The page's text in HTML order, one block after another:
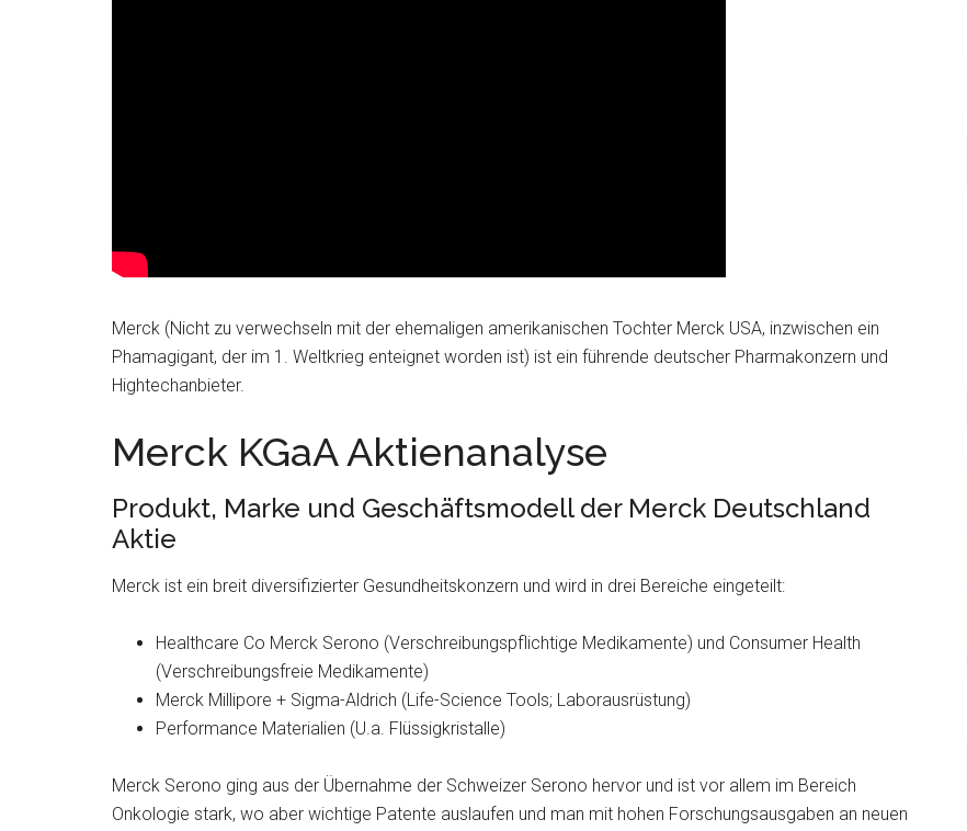
Merck (Nicht zu verwechseln mit der ehemaligen amerikanischen Tochter Merck USA, inzwischen ein
Phamagigant, der im 1. Weltkrieg enteignet worden ist) ist ein führende deutscher Pharmakonzern und
Hightechanbieter.
Merck KGaA Aktienanalyse
Produkt, Marke und Geschäftsmodell der Merck Deutschland
Aktie
Merck ist ein breit diversifizierter Gesundheitskonzern und wird in drei Bereiche eingeteilt:
Healthcare Co Merck Serono (Verschreibungspflichtige Medikamente) und Consumer Health
(Verschreibungsfreie Medikamente)
Merck Millipore + Sigma-Aldrich (Life-Science Tools; Laborausrüstung)
Performance Materialien (U.a. Flüssigkristalle)
Merck Serono ging aus der Übernahme der Schweizer Serono hervor und ist vor allem im Bereich
Onkologie stark, wo aber wichtige Patente auslaufen und man mit hohen Forschungsausgaben an neuen